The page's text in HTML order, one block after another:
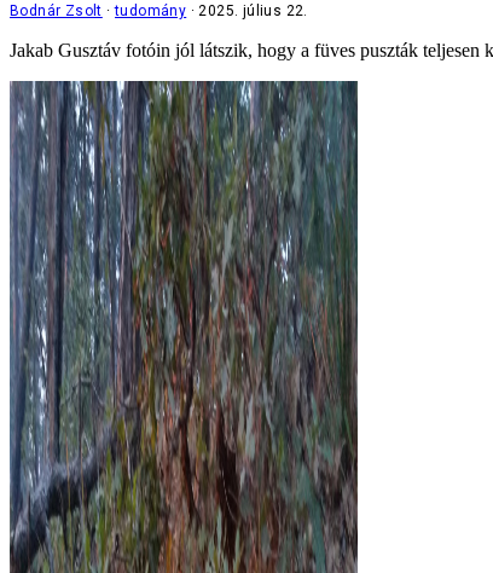
Bodnár Zsolt tudomány 2025. július 22.
Jakab Gusztáv fotóin jól látszik, hogy a füves puszták teljesen